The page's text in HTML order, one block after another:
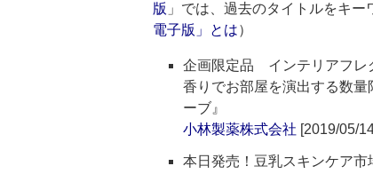
版 」では、過去のタイトルをキ
電子版」とは）
企画限定品 インテリアフレ
香りでお部屋を演出する数
ーブ』
小林製薬株式会社 [2019/05/
本日発売！豆乳スキンケア